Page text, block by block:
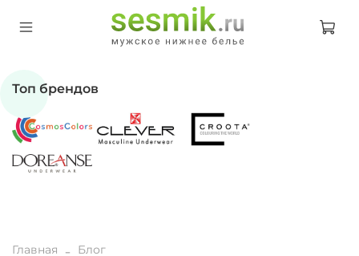
Главная Блог
Топ брендов